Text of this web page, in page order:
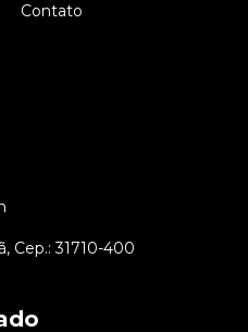
Contato
Cep.: 31710-400